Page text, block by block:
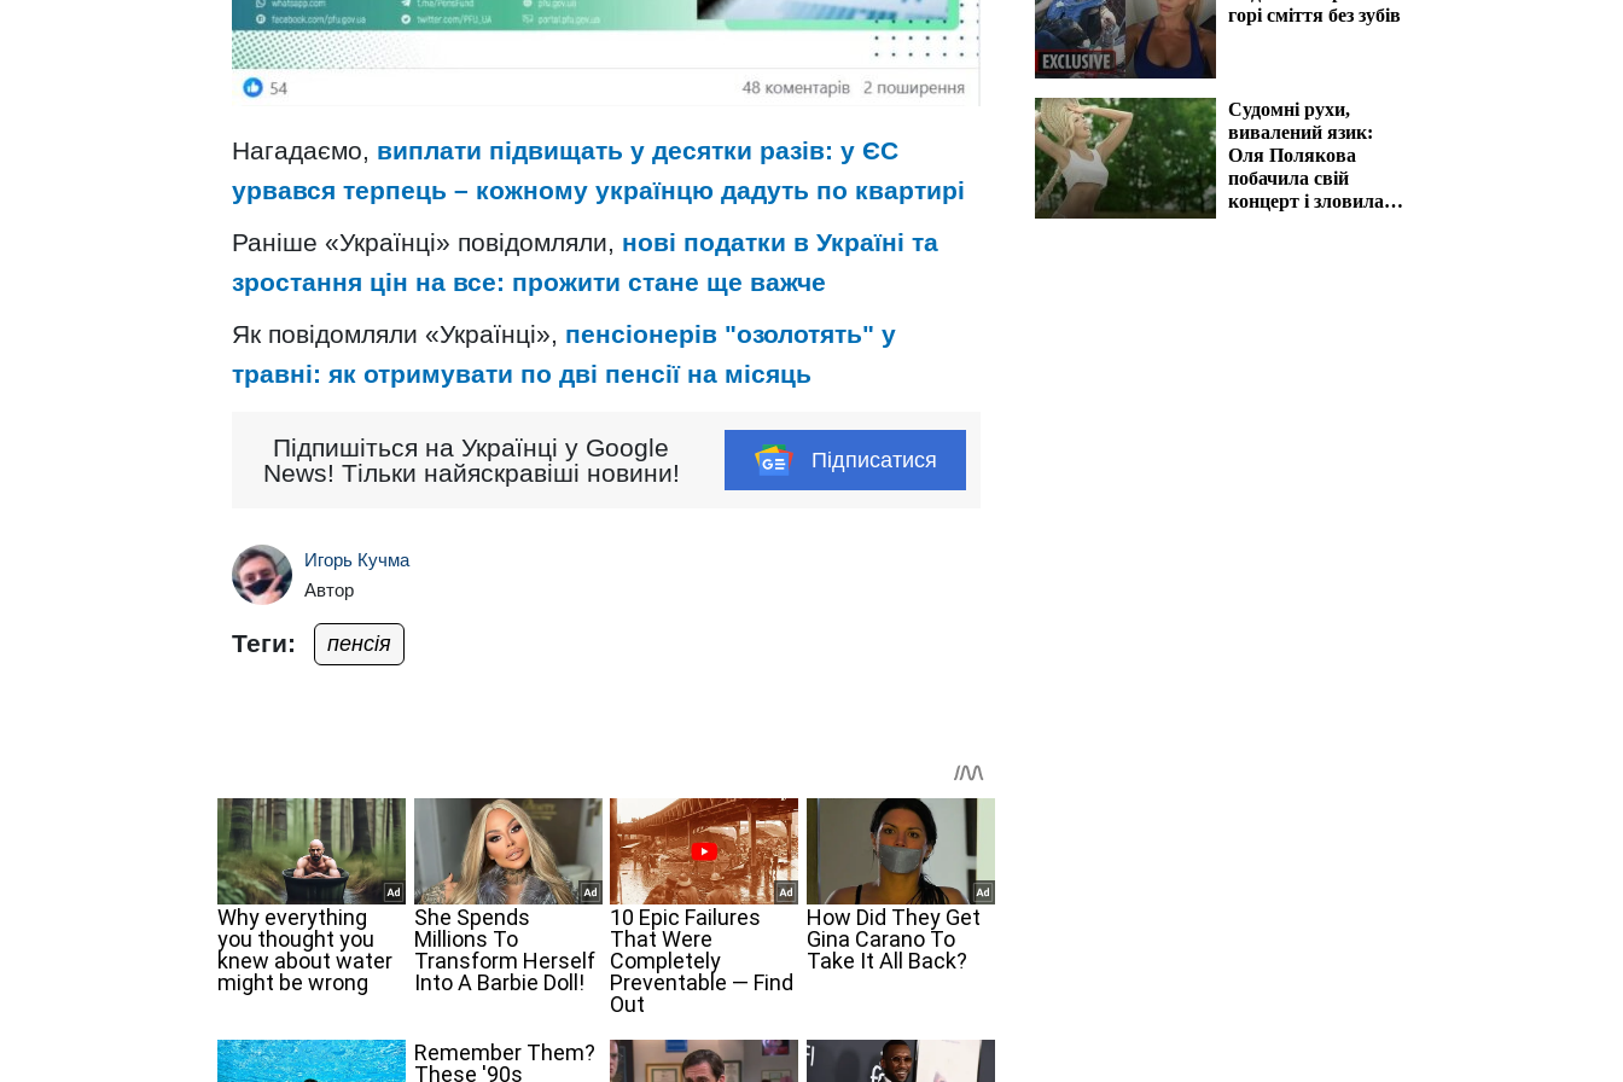
Нагадаємо, виплати підвищать у десятки разів: у ЄС
урвався терпець – кожному українцю дадуть по квартирі
Раніше «Українці» повідомляли, нові податки в Україні та
зростання цін на все: прожити стане ще важче
Як повідомляли «Українці», пенсіонерів "озолотять" у
травні: як отримувати по дві пенсії на місяць
Підпишіться на Українці у Google
News! Тільки найяскравіші новини!
Підписатися
Игорь Кучма
Автор
Теги: пенсія
горі сміття без зубів
Судомні рухи,
вивалений язик:
Оля Полякова
побачила свій
концерт і зловила